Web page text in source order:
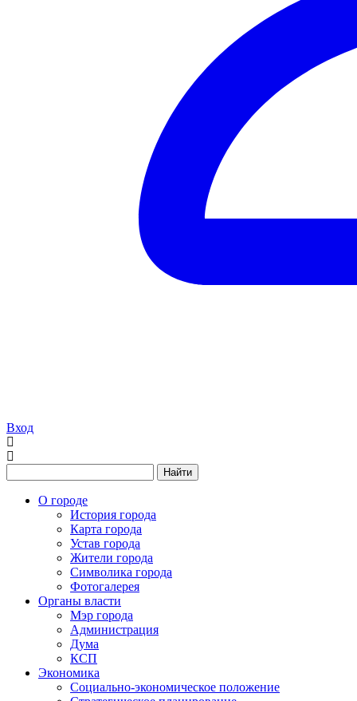
Вход
Найти
О городе
История города
Карта города
Устав города
Жители города
Символика города
Фотогалерея
Органы власти
Мэр города
Администрация
Дума
КСП
Экономика
Социально-экономическое положение